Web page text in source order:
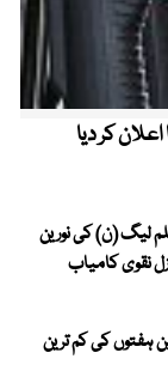
کر دیا
، ایل اے 27 میں مسلم لیگ (ن) کی نورین
ہفتوں کی کم ترین